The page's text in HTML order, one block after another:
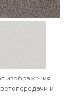
изображения
и